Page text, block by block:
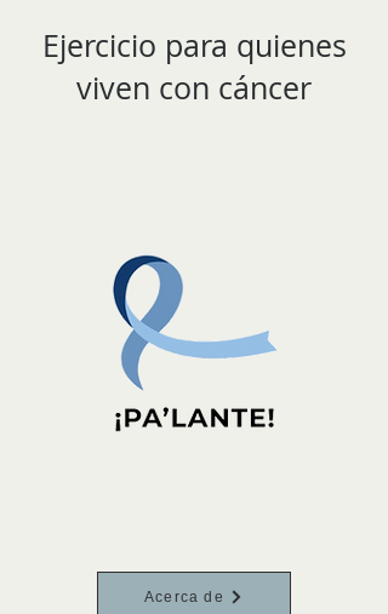
Ejercicio para quienes
viven con cáncer
Acerca de